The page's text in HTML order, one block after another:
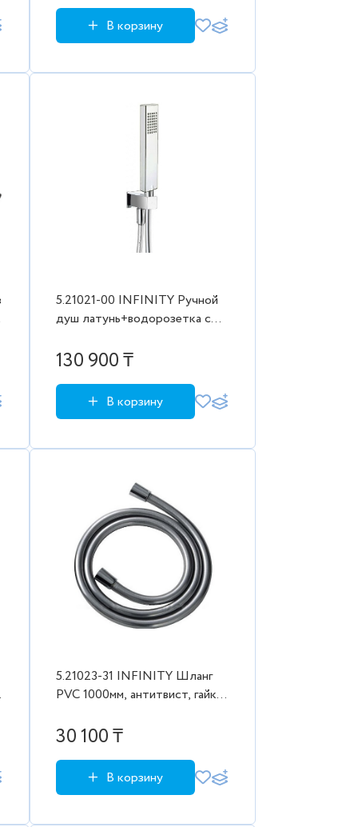
В корзину
5.21021-00 INFINITY Ручной
душ латунь+водорозетка с
хром (265519)
130 900 ₸
В корзину
5.21023-31 INFINITY Шланг
PVC 1000мм, антитвист, гайки
30 100 ₸
В корзину